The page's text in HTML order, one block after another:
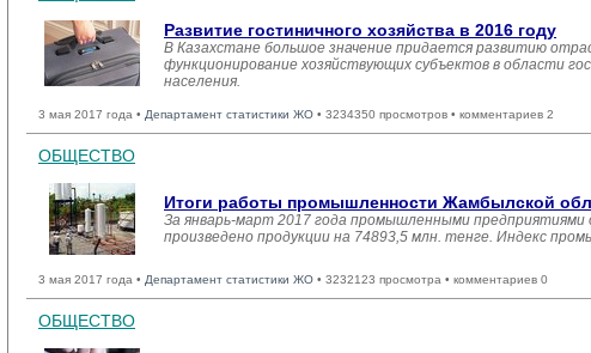
Развитие гостиничного хозяйства в 2016 году
В Казахстане большое значение придается развитию
функционирование хозяйствующих субъектов в области
населения.
3 мая 2017 года • Департамент статистики ЖО • 3234350 просмотров • комментариев 2
ОБЩЕСТВО
Итоги работы промышленности Жамбылской
За январь-март 2017 года промышленными предприятиями
произведено продукции на 74893,5 млн. тенге. Индекс
3 мая 2017 года • Департамент статистики ЖО • 3232123 просмотра • комментариев 0
ОБЩЕСТВО